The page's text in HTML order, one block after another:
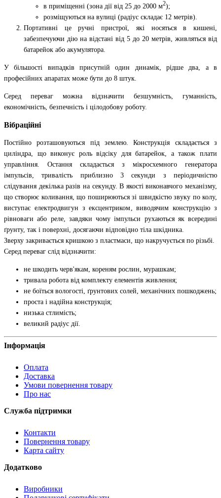
в приміщенні (зона дії від 25 до 2000 м2);
розміщуються на вулиці (радіус складає 12 метрів).
Портативні це ручні пристрої, які носяться в кишені,
забезпечуючи дію на відстані від 5 до 20 метрів, живляться від
батарейок або акумулятора.
У більшості випадків присутній один динамік, рідше два, а в
професійних апаратах може бути до 8 штук.
Серед переваг можна відзначити безшумність, гуманність,
економічність, безпечність і цілодобову роботу.
Вібраційні
Постійно розташовуються під землею. Конструкція складається з
циліндра, що виконує роль відсіку для батарейок, а також плати
управління. Остання складається з мікросхемного генератора
імпульсів, тривалість приблизно 3 секунди з періодичністю
слідування декілька разів на секунду. В якості виконавчого механізму,
що створює коливання, що поширюються зі швидкістю звуку по колу,
виступає електродвигун з ексцентриком, виводячим конструкцію з
рівноваги або реле, завдяки чому імпульси рухаються як всередині
ґрунту, так і поверхні, досягаючи відповідно тіла шкідника.
Зверху закривається кришкою з пластмаси, що накручується по різьбі.
Серед переваг слід відзначити:
не шкодить черв'якам, кореням рослин, мурашкам;
тривала робота від комплекту елементів живлення;
не боїться вологості, ґрунтових солей, механічних пошкоджень;
проста і надійна конструкція;
низька стлимість;
великий радіус дії.
Інформація
Оплата
Доставка
Умови повернення товару
Про нас
Служба підтримки
Контакти
Повернення товару
Карта сайту
Додатково
Виробники